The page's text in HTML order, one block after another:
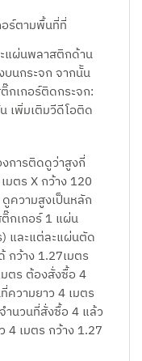
ร์ตามพื้นที่ที่
แผ่นพลาสติกด้าน
นกระจก จากนััน
กเกอร์ติดกระจก:
เพิ่มเติมวีดีโอติด
การติดดูว่าสูงกี่
มตร X กว้าง 120
ความสูงเป็นหลัก
กเกอร์ 1 แผ่น
) และแต่ละแผ่นตัด
กว้าง 1.27เมตร
ตร ต้องสั่งซื้อ 4
ความยาว 4 เมตร
ำนวนที่สั่งซื้อ 4 แล้ว
4 เมตร กว้าง 1.27